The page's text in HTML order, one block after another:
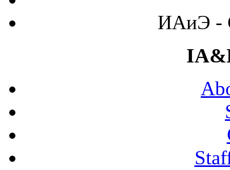
ИАиЭ -